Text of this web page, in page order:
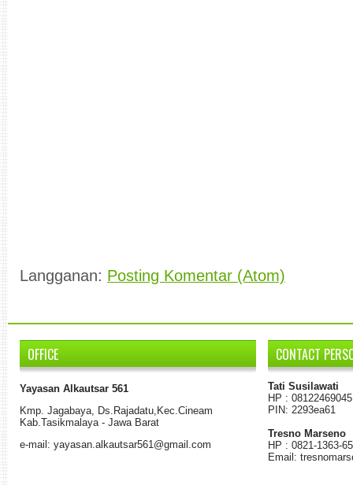
Langganan: Posting Komentar (Atom)
OFFICE
Yayasan Alkautsar 561
Kmp. Jagabaya, Ds. Rajadatu, Kec.Cineam
Kab.Tasikmalaya - Jawa Barat
e-mail: yayasan.alkautsar561@gmail.com
CONTACT
Tati Susilawati
HP : 08122469045
PIN: 2293ea61
Tresno Marseno
HP : 0821-1363-
Email: